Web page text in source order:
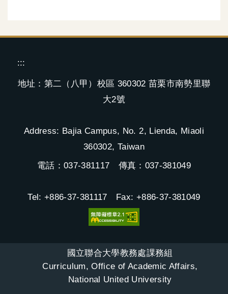
:::
地址：第二（八甲）校區 360302 苗栗市南勢里聯
大2號
Address: Bajia Campus, No. 2, Lienda, Miaoli
360302, Taiwan
電話：037-381117 傳真：037-381049
Tel: +886-37-381117 Fax: +886-37-381049
國立聯合大學教務處課務組
Curriculum, Office of Academic Affairs,
National United University